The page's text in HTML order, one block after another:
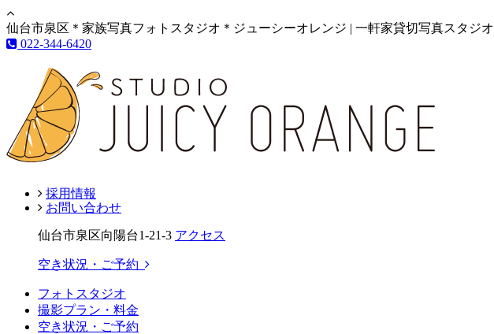
仙台市泉区＊家族写真フォトスタジオ＊ジューシーオレンジ | 一軒家貸切写真スタジオ
022-344-6420
採用情報
お問い合わせ
仙台市泉区向陽台1-21-3 アクセス
空き状況・ご予約
フォトスタジオ
撮影プラン・料金
空き状況・ご予約